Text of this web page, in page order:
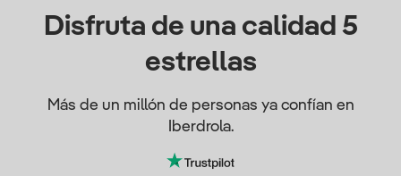
Disfruta de una calidad 5
estrellas
Más de un millón de personas ya confían en
Iberdrola.